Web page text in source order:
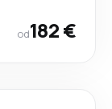
od182 €